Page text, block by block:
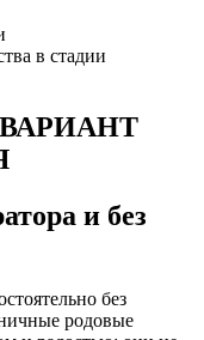
в стадии
и без
без
родовые